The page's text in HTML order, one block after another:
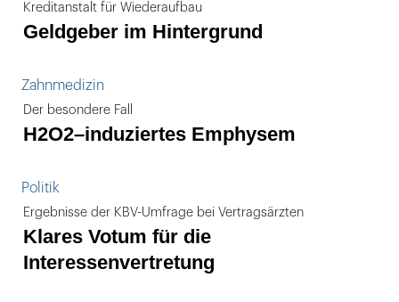
Kreditanstalt für Wiederaufbau
Geldgeber im Hintergrund
Zahnmedizin
Der besondere Fall
H2O2–induziertes Emphysem
Politik
Ergebnisse der KBV-Umfrage bei Vertragsärzten
Klares Votum für die
Interessenvertretung